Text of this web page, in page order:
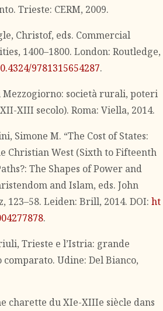
Trieste: CERM, 2009.
Christof, eds. Commercial
1400–1800. London: Routledge,
9781315654287.
Mezzogiorno: società rurali, poteri
XIII secolo). Roma: Viella, 2014.
Simone M. “The Cost of States:
Christian West (Sixth to Fifteenth
The Shapes of Power and
and Islam, eds. John
123–58. Leiden: Brill, 2014. DOI:ht
.
Trieste e l’Istria: grande
Udine: Del Bianco,
charette du XIe-XIIIe siècle dans